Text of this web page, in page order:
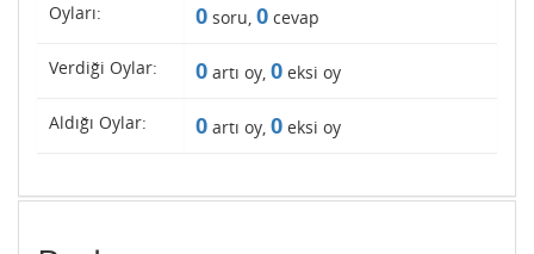
Oyları: 0 soru, 0 cevap
Verdiği Oylar: 0 artı oy, 0 eksi oy
Aldığı Oylar: 0 artı oy, 0 eksi oy